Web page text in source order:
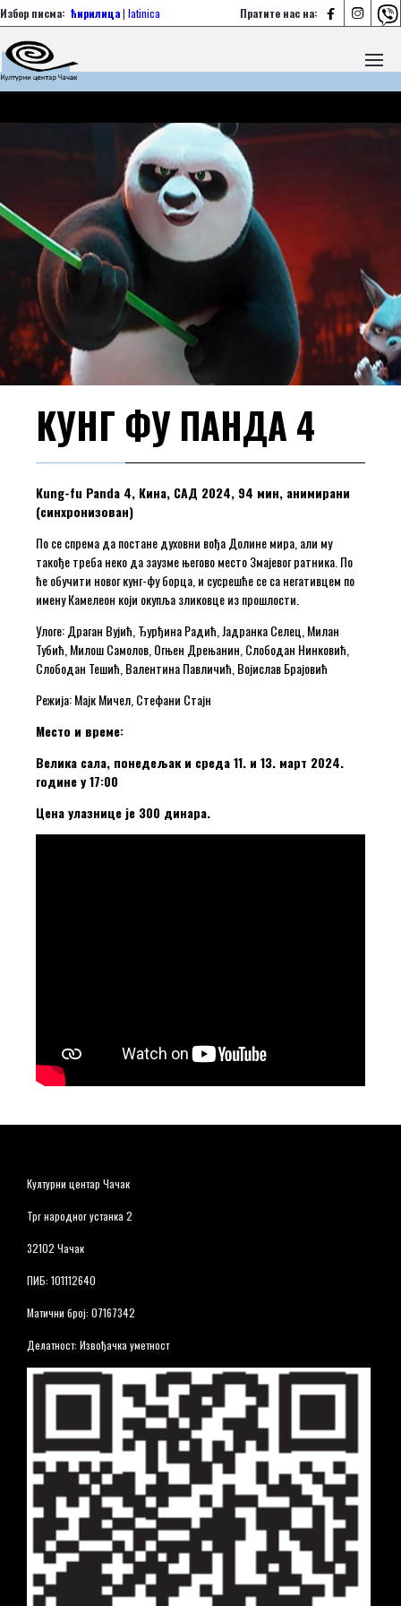
Пратите нас на:   
Избор писма: ћирилица| latinica
КУНГ ФУ ПАНДА 4
Кung-fu Panda 4, Кина, САД 2024, 94 мин, анимирани
(синхронизован)
По се спрема да постане духовни вођа Долине мира, али му
такође треба неко да заузме његово место Змајевог ратника. По
ће обучити новог кунг-фу борца, и сусрешће се са негативцем по
имену Камелеон који окупља зликовце из прошлости.
Улоге: Драган Вујић, Ђурђина Радић, Јадранка Селец, Милан
Тубић, Милош Самолов, Огњен Дрењанин, Слободан Нинковић,
Слободан Тешић, Валентина Павличић, Војислав Брајовић
Режија: Мајк Мичел, Стефани Стајн
Место и време:
Велика сала, понедељак и среда 11. и 13. март 2024.
године у 17:00
Цена улазнице је 300 динара.
Културни центар Чачак
Трг народног устанка 2
32102 Чачак
ПИБ: 101112640
Матични број: 07167342
Делатност: Извођачка уметност